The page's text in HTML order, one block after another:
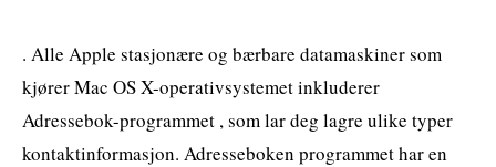
. Alle Apple stasjonære og bærbare datamaskiner som
kjører Mac OS X-operativsystemet inkluderer
Adressebok-programmet , som lar deg lagre ulike typer
kontaktinformasjon. Adresseboken programmet har en